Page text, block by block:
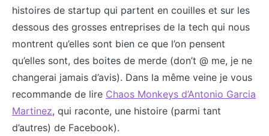
histoires de startup qui partent en couilles et sur les
dessous des grosses entreprises de la tech qui nous
montrent qu’elles sont bien ce que l’on pensent
qu’elles sont, des boites de merde (don’t @ me, je ne
changerai jamais d’avis). Dans la même veine je vous
recommande de lire Chaos Monkeys d’Antonio Garcia
Martinez, qui raconte, une histoire (parmi tant
d’autres) de Facebook).